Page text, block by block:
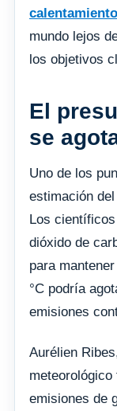
mundo lejos
los objetivos
El
se
Uno de los
estimación
Los
dióxido de
para
°C podría
emisiones
Aurélien
emisiones de